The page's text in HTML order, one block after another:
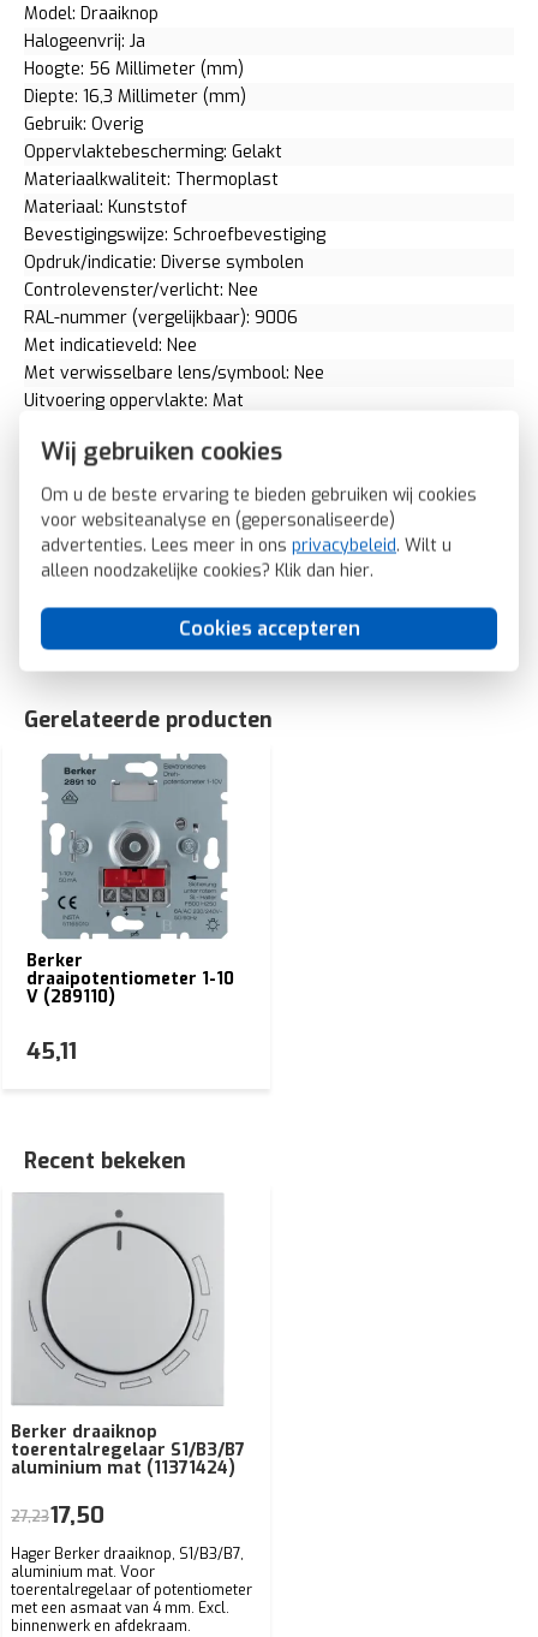
Wij gebruiken cookies
Om u de beste ervaring te bieden gebruiken wij cookies
voor websiteanalyse en (gepersonaliseerde)
advertenties. Lees meer in ons privacybeleid. Wilt u
alleen noodzakelijke cookies? Klik dan hier.
Cookies accepteren
Model: Draaiknop
Halogeenvrij: Ja
Hoogte: 56 Millimeter (mm)
Diepte: 16,3 Millimeter (mm)
Gebruik: Overig
Oppervlaktebescherming: Gelakt
Materiaalkwaliteit: Thermoplast
Materiaal: Kunststof
Bevestigingswijze: Schroefbevestiging
Opdruk/indicatie: Diverse symbolen
Controlevenster/verlicht: Nee
RAL-nummer (vergelijkbaar): 9006
Met indicatieveld: Nee
Met verwisselbare lens/symbool: Nee
Uitvoering oppervlakte: Mat
Geschikt voor bussysteem-toetsaansluiting: Nee
Aftastsymbool / barrièrevrij: Nee
Berker draaiknop toerentalregelaar S1/B3/B7 aluminium mat
(11371424)
SKU: Berker 11371424
EAN: 4011334274773
Gerelateerde producten
Berker
draaipotentiometer 1-10
V (289110)
45,11
Recent bekeken
Berker draaiknop
toerentalregelaar S1/B3/B7
aluminium mat (11371424)
Hager Berker draaiknop, S1/B3/B7,
aluminium mat. Voor
toerentalregelaar of potentiometer
met een asmaat van 4 mm. Excl.
binnenwerk en afdekraam.
27,2317,50